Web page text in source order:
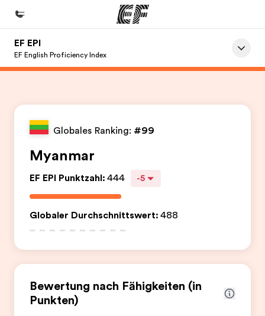
Home
Büros in der Nähe
Über uns
Karriere
Teil des Teams werden
EF EPI
EF English Proficiency Index
Globales Ranking: #99
Myanmar
EF EPI Punktzahl: 444 -5
Globaler Durchschnittswert: 488
Bewertung nach Fähigkeiten (in
Punkten)